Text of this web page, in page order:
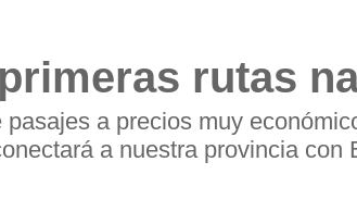
rutas
a precios muy
a nuestra provincia con